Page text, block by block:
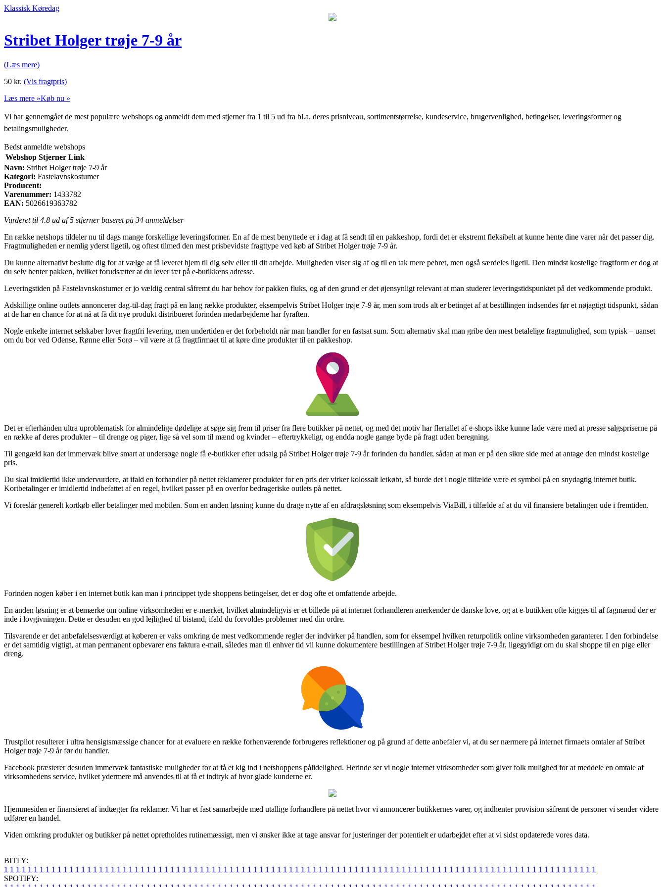
Klassisk Køredag
Stribet Holger trøje 7-9 år
(Læs mere)
50 kr. (Vis fragtpris)
Læs mere »Køb nu »
Vi har gennemgået de mest populære webshops og anmeldt dem med stjerner fra 1 til 5 ud fra bl.a. deres prisniveau, sortimentstørrelse, kundeservice, brugervenlighed, betingelser, leveringsformer og
betalingsmuligheder.
Bedst anmeldte webshops
Webshop Stjerner Link
Navn: Stribet Holger trøje 7-9 år
Kategori: Fastelavnskostumer
Producent:
Varenummer: 1433782
EAN: 5026619363782
Vurderet til 4.8 ud af 5 stjerner baseret på 34 anmeldelser
En række netshops tildeler nu til dags mange forskellige leveringsformer. En af de mest benyttede er i dag at få sendt til en pakkeshop, fordi det er ekstremt fleksibelt at kunne hente dine varer når det passer dig.
Fragtmuligheden er nemlig yderst ligetil, og oftest tilmed den mest prisbevidste fragttype ved køb af Stribet Holger trøje 7-9 år.
Du kunne alternativt beslutte dig for at vælge at få leveret hjem til dig selv eller til dit arbejde. Muligheden viser sig af og til en tak mere pebret, men også særdeles ligetil. Den mindst kostelige fragtform er dog at
du selv henter pakken, hvilket forudsætter at du lever tæt på e-butikkens adresse.
Leveringstiden på Fastelavnskostumer er jo vældig central såfremt du har behov for pakken fluks, og af den grund er det øjensynligt relevant at man studerer leveringstidspunktet på det vedkommende produkt.
Adskillige online outlets annoncerer dag-til-dag fragt på en lang række produkter, eksempelvis Stribet Holger trøje 7-9 år, men som trods alt er betinget af at bestillingen indsendes før et nøjagtigt tidspunkt, sådan
at de har en chance for at nå at få dit nye produkt distribueret forinden medarbejderne har fyraften.
Nogle enkelte internet selskaber lover fragtfri levering, men undertiden er det forbeholdt når man handler for en fastsat sum. Som alternativ skal man gribe den mest betalelige fragtmulighed, som typisk – uanset
om du bor ved Odense, Rønne eller Sorø – vil være at få fragtfirmaet til at køre dine produkter til en pakkeshop.
Det er efterhånden ultra uproblematisk for almindelige dødelige at søge sig frem til priser fra flere butikker på nettet, og med det motiv har flertallet af e-shops ikke kunne lade være med at presse salgspriserne på
en række af deres produkter – til drenge og piger, lige så vel som til mænd og kvinder – eftertrykkeligt, og endda nogle gange byde på fragt uden beregning.
Til gengæld kan det immervæk blive smart at undersøge nogle få e-butikker efter udsalg på Stribet Holger trøje 7-9 år forinden du handler, sådan at man er på den sikre side med at antage den mindst kostelige
pris.
Du skal imidlertid ikke undervurdere, at ifald en forhandler på nettet reklamerer produkter for en pris der virker kolossalt letkøbt, så burde det i nogle tilfælde være et symbol på en snydagtig internet butik.
Kortbetalinger er imidlertid indbefattet af en regel, hvilket passer på en overfor bedrageriske outlets på nettet.
Vi foreslår generelt kortkøb eller betalinger med mobilen. Som en anden løsning kunne du drage nytte af en afdragsløsning som eksempelvis ViaBill, i tilfælde af at du vil finansiere betalingen ude i fremtiden.
Forinden nogen køber i en internet butik kan man i princippet tyde shoppens betingelser, det er dog ofte et omfattende arbejde.
En anden løsning er at bemærke om online virksomheden er e-mærket, hvilket almindeligvis er et billede på at internet forhandleren anerkender de danske love, og at e-butikken ofte kigges til af fagmænd der er
inde i lovgivningen. Dette er desuden en god lejlighed til bistand, ifald du forvoldes problemer med din ordre.
Tilsvarende er det anbefalelsesværdigt at køberen er vaks omkring de mest vedkommende regler der indvirker på handlen, som for eksempel hvilken returpolitik online virksomheden garanterer. I den forbindelse
er det samtidig vigtigt, at man permanent opbevarer ens faktura e-mail, således man til enhver tid vil kunne dokumentere bestillingen af Stribet Holger trøje 7-9 år, ligegyldigt om du skal shoppe til en pige eller
dreng.
Trustpilot resulterer i ultra hensigtsmæssige chancer for at evaluere en række forhenværende forbrugeres reflektioner og på grund af dette anbefaler vi, at du ser nærmere på internet firmaets omtaler af Stribet
Holger trøje 7-9 år før du handler.
Facebook præsterer desuden immervæk fantastiske muligheder for at få et kig ind i netshoppens pålidelighed. Herinde ser vi nogle internet virksomheder som giver folk mulighed for at meddele en omtale af
virksomhedens service, hvilket ydermere må anvendes til at få et indtryk af hvor glade kunderne er.
Hjemmesiden er finansieret af indtægter fra reklamer. Vi har et fast samarbejde med utallige forhandlere på nettet hvor vi annoncerer butikkernes varer, og indhenter provision såfremt de personer vi sender videre
udfører en handel.
Viden omkring produkter og butikker på nettet opretholdes rutinemæssigt, men vi ønsker ikke at tage ansvar for justeringer der potentielt er udarbejdet efter at vi sidst opdaterede vores data.
BITLY:
1 1 1 1 1 1 1 1 1 1 1 1 1 1 1 1 1 1 1 1 1 1 1 1 1 1 1 1 1 1 1 1 1 1 1 1 1 1 1 1 1 1 1 1 1 1 1 1 1 1 1 1 1 1 1 1 1 1 1 1 1 1 1 1 1 1 1 1 1 1 1 1 1 1 1 1 1 1 1 1 1 1 1 1 1 1 1 1 1 1 1 1 1 1 1 1 1 1 1 1
SPOTIFY: